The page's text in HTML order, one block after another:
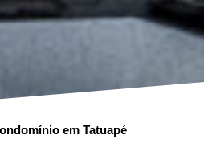
em Tatuapé